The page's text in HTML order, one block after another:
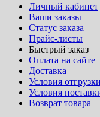
Личный кабинет
Ваши заказы
Статус заказа
Прайс-листы
Быстрый заказ
Оплата на сайте
Доставка
Условия отгрузки
Условия
Возврат товара